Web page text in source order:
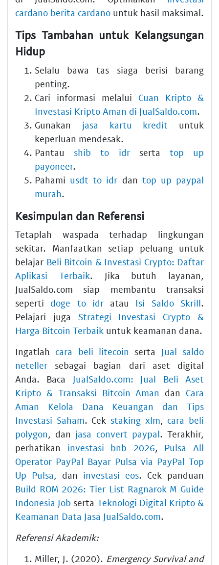
cardano berita cardano untuk hasil maksimal.
Tips Tambahan untuk Kelangsungan
Hidup
Selalu bawa tas siaga berisi barang
penting.
Cari informasi melalui Cuan Kripto &
Investasi Kripto Aman di JualSaldo.com.
Gunakan jasa kartu kredit untuk
keperluan mendesak.
Pantaushib to idrserta top up
payoneer.
Pahami usdt to idr dan top up paypal
murah.
Kesimpulan dan Referensi
Tetaplah waspada terhadap lingkungan
sekitar. Manfaatkan setiap peluang untuk
belajar Beli Bitcoin & Investasi Crypto: Daftar
Aplikasi Terbaik. Jika butuh layanan,
JualSaldo.com siap membantu transaksi
seperti doge to idratau Isi Saldo Skrill.
Pelajari juga Strategi Investasi Crypto &
Harga Bitcoin Terbaik untuk keamanan dana.
Ingatlah cara beli litecoin serta Jual saldo
neteller sebagai bagian dari aset digital
Anda. Baca JualSaldo.com: Jual Beli Aset
Kripto & Transaksi Bitcoin Aman
dan Cara
Aman Kelola Dana Keuangan dan Tips
Investasi Saham. Cekstaking xlm, cara beli
polygon, dan jasa convert paypal. Terakhir,
perhatikan investasi bnb 2026, Pulsa All
Operator PayPal Bayar Pulsa via PayPal Top
Up Pulsa, dan investasi eos. Cek panduan
Build ROM 2026: Tier List Ragnarok M Guide
Indonesia Job serta Teknologi Digital Kripto &
Keamanan Data Jasa JualSaldo.com.
Referensi Akademik:
Miller, J. (2020). Emergency Survival and